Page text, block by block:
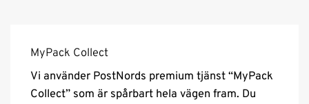
MyPack Collect
Vi använder PostNords premium tjänst “MyPack
Collect” som är spårbart hela vägen fram. Du